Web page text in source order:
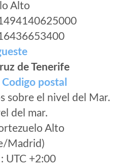
Alto
de Tenerife
postal
sobre el nivel del Mar.
del mar.
Alto
Madrid)
UTC +2:00